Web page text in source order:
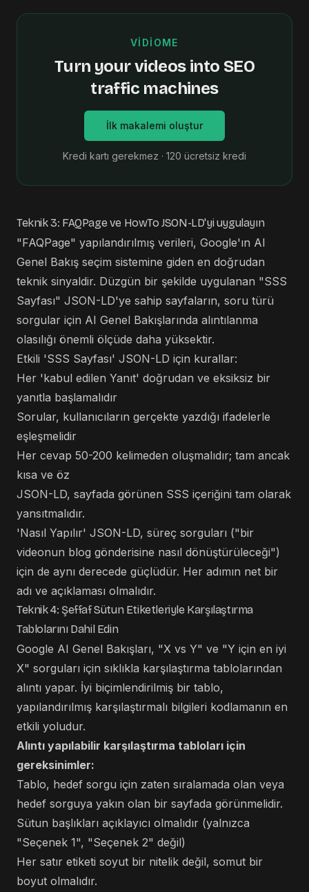
VIDIOME
Turn your videos into SEO
traffic machines
İlk makalemi oluştur
Kredi kartı gerekmez · 120 ücretsiz kredi
Teknik 3: FAQPage ve HowTo JSON-LD'yi uygulayın
"FAQPage" yapılandırılmış verileri, Google'ın AI
Genel Bakış seçim sistemine giden en doğrudan
teknik sinyaldir. Düzgün bir şekilde uygulanan "SSS
Sayfası" JSON-LD'ye sahip sayfaların, soru türü
sorgular için AI Genel Bakışlarında alıntılanma
olasılığı önemli ölçüde daha yüksektir.
Etkili 'SSS Sayfası' JSON-LD için kurallar:
Her 'kabul edilen Yanıt' doğrudan ve eksiksiz bir
yanıtla başlamalıdır
Sorular, kullanıcıların gerçekte yazdığı ifadelerle
eşleşmelidir
Her cevap 50-200 kelimeden oluşmalıdır; tam ancak
kısa ve öz
JSON-LD, sayfada görünen SSS içeriğini tam olarak
yansıtmalıdır.
'Nasıl Yapılır' JSON-LD, süreç sorguları ("bir
videonun blog gönderisine nasıl dönüştürüleceği")
için de aynı derecede güçlüdür. Her adımın net bir
adı ve açıklaması olmalıdır.
Teknik 4: Şeffaf Sütun Etiketleriyle Karşılaştırma
Tablolarını Dahil Edin
Google AI Genel Bakışları, "X vs Y" ve "Y için en iyi
X" sorguları için sıklıkla karşılaştırma tablolarından
alıntı yapar. İyi biçimlendirilmiş bir tablo,
yapılandırılmış karşılaştırmalı bilgileri kodlamanın en
etkili yoludur.
Alıntı yapılabilir karşılaştırma tabloları için
gereksinimler:
Tablo, hedef sorgu için zaten sıralamada olan veya
hedef sorguya yakın olan bir sayfada görünmelidir.
Sütun başlıkları açıklayıcı olmalıdır (yalnızca
"Seçenek 1", "Seçenek 2" değil)
Her satır etiketi soyut bir nitelik değil, somut bir
boyut olmalıdır.